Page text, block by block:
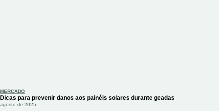
MERCADO
Dicas para prevenir danos aos painéis solares durante geadas
agosto de 2025